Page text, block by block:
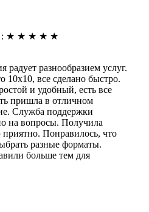
: ★ ★ ★ ★ ★
радует разнообразием услуг.
10х10, все сделано быстро.
и удобный, есть все
пришла в отличном
Служба поддержки
на вопросы. Получила
приятно. Понравилось, что
разные форматы.
больше тем для